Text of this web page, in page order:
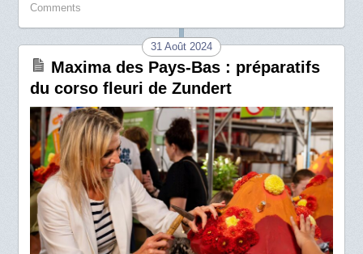
Comments
31 Août 2024
Maxima des Pays-Bas : préparatifs
du corso fleuri de Zundert